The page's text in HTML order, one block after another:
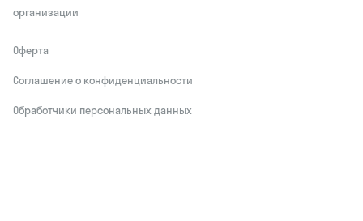
организации
Оферта
Соглашение о конфиденциальности
Обработчики персональных данных